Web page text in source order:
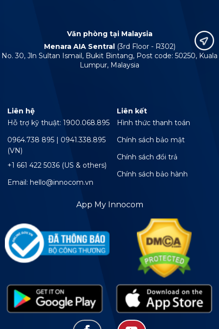
Văn phòng tại Malaysia
Menara AIA Sentral (3rd Floor - R302)
No. 30, Jln Sultan Ismail, Bukit Bintang, Post code: 50250, Kuala
Lumpur, Malaysia
Liên hệ
Hỗ trợ kỹ thuật: 1900.068.895
0964.738 895 | 0941.338.895
(VN)
+1 661 422 5036 (US & others)
Email: hello@innocom.vn
Liên kết
Hình thức thanh toán
Chính sách bảo mật
Chính sách đổi trả
Chính sách bảo hành
App My Innocom